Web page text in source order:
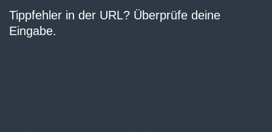
Tippfehler in der URL? Überprüfe deine
Eingabe.